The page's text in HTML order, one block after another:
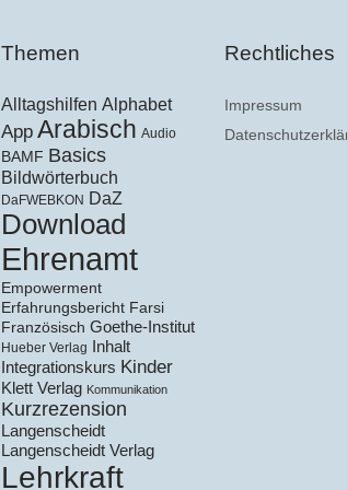
Themen
Alltagshilfen Alphabet
App Arabisch Audio
BAMF Basics
Bildwörterbuch
DaFWEBKON DaZ
Download
Ehrenamt
Empowerment
Erfahrungsbericht Farsi
Französisch Goethe-Institut
Hueber Verlag
Inhalt
Integrationskurs Kinder
Klett Verlag Kommunikation
Kurzrezension
Langenscheidt
Langenscheidt Verlag
Lehrkraft
Rechtliches
Impressum